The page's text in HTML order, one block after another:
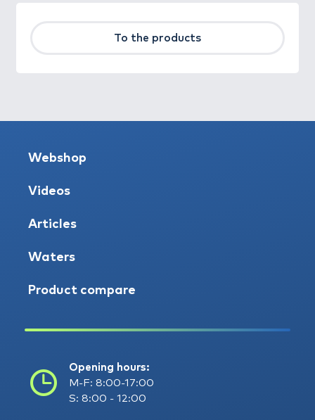
To the products
Webshop
Videos
Articles
Waters
Product compare
Opening hours:
M-F: 8:00-17:00
S: 8:00 - 12:00